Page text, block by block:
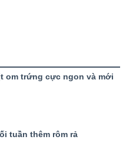
om trứng cực ngon và mới
tuần thêm rôm rả